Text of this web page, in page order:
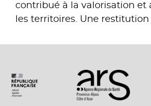
contribué à la valorisation et
les territoires. Une